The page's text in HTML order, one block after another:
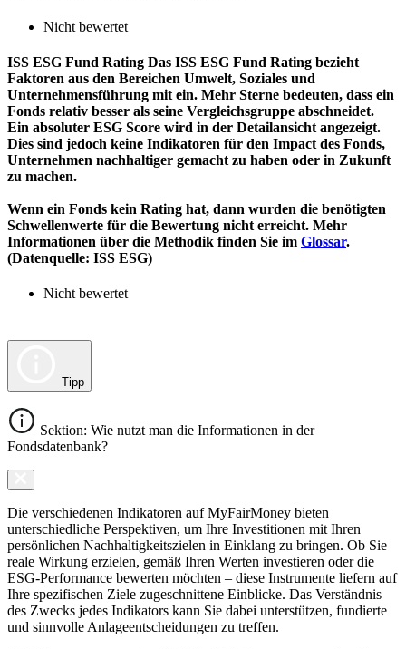
Nicht bewertet
ISS ESG Fund Rating Das ISS ESG Fund Rating bezieht
Faktoren aus den Bereichen Umwelt, Soziales und
Unternehmensführung mit ein. Mehr Sterne bedeuten, dass ein
Fonds relativ besser als seine Vergleichsgruppe abschneidet.
Ein absoluter ESG Score wird in der Detailansicht angezeigt.
Dies sind jedoch keine Indikatoren für den Impact des Fonds,
Unternehmen nachhaltiger gemacht zu haben oder in Zukunft
zu machen.
Wenn ein Fonds kein Rating hat, dann wurden die benötigten
Schwellenwerte für die Bewertung nicht erreicht. Mehr
Informationen über die Methodik finden Sie im Glossar.
(Datenquelle: ISS ESG)
Nicht bewertet
Tipp
Sektion: Wie nutzt man die Informationen in der
Fondsdatenbank?
Die verschiedenen Indikatoren auf MyFairMoney bieten
unterschiedliche Perspektiven, um Ihre Investitionen mit Ihren
persönlichen Nachhaltigkeitszielen in Einklang zu bringen. Ob Sie
reale Wirkung erzielen, gemäß Ihren Werten investieren oder die
ESG-Performance bewerten möchten – diese Instrumente liefern auf
Ihre spezifischen Ziele zugeschnittene Einblicke. Das Verständnis
des Zwecks jedes Indikators kann Sie dabei unterstützen, fundierte
und sinnvolle Anlageentscheidungen zu treffen.